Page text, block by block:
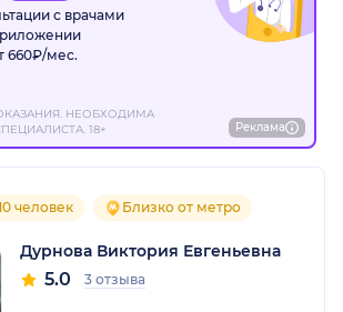
с врачами
660₽/мес.
НЕОБХОДИМА
18+
Реклама
человек Близко от метро
Дурнова Виктория Евгеньевна
5.0 3 отзыва